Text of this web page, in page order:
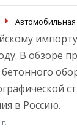
Автомобильная
В обзоре
в Россию.